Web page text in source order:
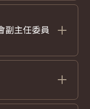
副主任委員